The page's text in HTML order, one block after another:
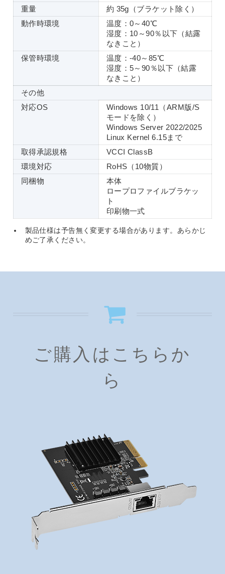
重量
約 35g（ブラケット除く）
動作時環境
温度：0～40℃
湿度：10～90％以下（結露
なきこと）
保管時環境
温度：-40～85℃
湿度：5～90％以下（結露
なきこと）
その他
対応OS
Windows 10/11（ARM版/S
モードを除く）
Windows Server 2022/2025
Linux Kernel 6.15まで
取得承認規格
VCCI ClassB
環境対応
RoHS（10物質）
同梱物
本体
ロープロファイルブラケッ
ト
印刷物一式
製品仕様は予告無く変更する場合があります。あらかじ
めご了承ください。
ご購入はこちらか
ら